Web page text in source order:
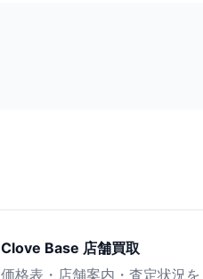
Clove Base 店舗買取
価格表・店舗案内・査定状況